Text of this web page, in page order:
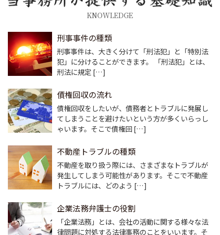
KNOWLEDGE
刑事事件の種類
刑事事件は、大きく分けて「刑法犯」と「特別法
犯」に分けることができます。 「刑法犯」とは、
刑法に規定 […]
債権回収の流れ
債権回収をしたいが、債務者とトラブルに発展し
てしまうことを避けたいという方が多くいらっし
ゃいます。そこで債権回 […]
不動産トラブルの種類
不動産を取り扱う際には、さまざまなトラブルが
発生してしまう可能性があります。そこで不動産
トラブルには、どのよう […]
企業法務弁護士の役割
「企業法務」とは、会社の活動に関する様々な法
律問題に対処する法律事務のことをいいます。そ